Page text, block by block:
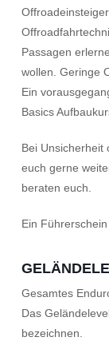
Passagen
wollen. Geringe
Ein
Basics
Bei Unsicherheit
euch gerne
beraten euch.
Ein
Gesamtes
Das
bezeichnen.